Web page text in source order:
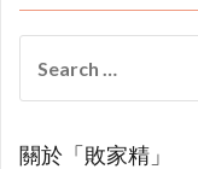
for:
關於「敗家精」